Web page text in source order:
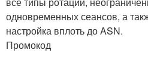
одновременных сеансов, а
настройка вплоть до ASN.
Промокод